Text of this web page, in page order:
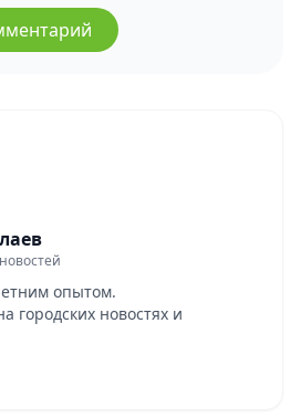
опытом.
городских новостях и